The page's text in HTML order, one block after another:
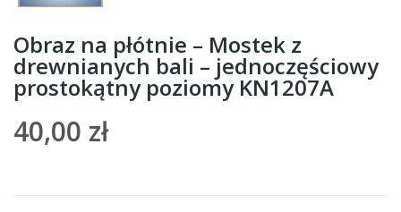
Obraz na płótnie – Mostek z
drewnianych bali – jednoczęściowy
prostokątny poziomy KN1207A
40,00 zł